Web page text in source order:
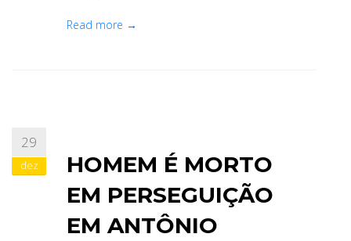
Read more →
29
dez
HOMEM É MORTO
EM PERSEGUIÇÃO
EM ANTÔNIO